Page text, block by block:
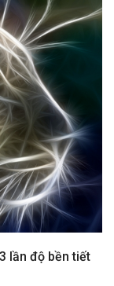
lần độ bền tiết